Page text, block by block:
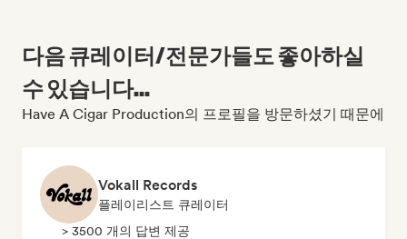
다음 큐레이터/전문가들도 좋아하실
수 있습니다...
Have A Cigar Production의 프로필을 방문하셨기 때문에
Vokall Records
플레이리스트 큐레이터
> 3500 개의 답변 제공